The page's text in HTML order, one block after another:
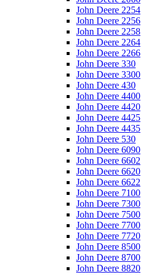
John Deere 2254
John Deere 2256
John Deere 2258
John Deere 2264
John Deere 2266
John Deere 330
John Deere 3300
John Deere 430
John Deere 4400
John Deere 4420
John Deere 4425
John Deere 4435
John Deere 530
John Deere 6090
John Deere 6602
John Deere 6620
John Deere 6622
John Deere 7100
John Deere 7300
John Deere 7500
John Deere 7700
John Deere 7720
John Deere 8500
John Deere 8700
John Deere 8820